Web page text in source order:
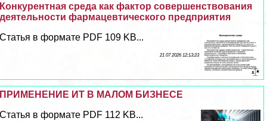
Конкурентная среда как фактор совершенствования
деятельности фармацевтического предприятия
Статья в формате PDF 109 KB...
21 07 2026 12:13:23
ПРИМЕНЕНИЕ ИТ В МАЛОМ БИЗНЕСЕ
Статья в формате PDF 112 KB...